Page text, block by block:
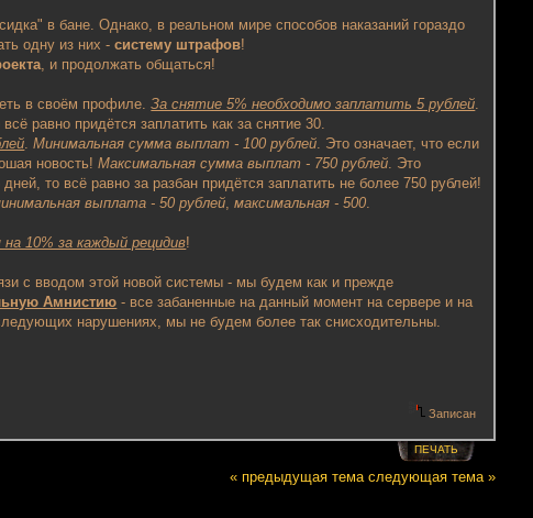
в бане. Однако, в реальном мире способов наказаний гораздо
одну из них -систему штрафов!
, и продолжать общаться!
в своём профиле.За снятие 5% необходимо заплатить 5 рублей
равно придётся заплатить как за снятие 30.
Минимальная сумма выплат - 100 рублей . Это означает, что если
новость! Максимальная сумма выплат - 750 рублей . Это
то всё равно за разбан придётся заплатить не более 750 рублей!
выплата - 50 рублей ,максимальная - 500
10% за каждый рецидив!
с вводом этой новой системы - мы будем как и прежде
Амнистию - все забаненные на данный момент на сервере и на
нарушениях, мы не будем более так снисходительны.
Записан
ПЕЧАТЬ
« предыдущая тема следующая тема »